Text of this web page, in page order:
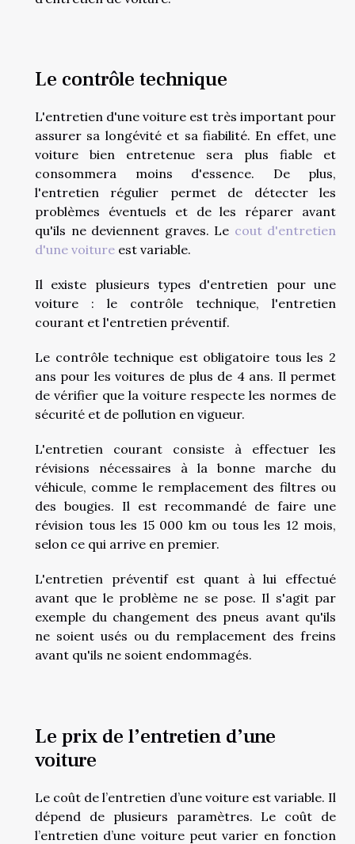
Le contrôle technique
L'entretien d'une voiture est très important pour
assurer sa longévité et sa fiabilité. En effet, une
voiture bien entretenue sera plus fiable et
consommera moins d'essence. De plus,
l'entretien régulier permet de détecter les
problèmes éventuels et de les réparer avant
qu'ils ne deviennent graves. Le cout d'entretien
d'une voiture est variable.
Il existe plusieurs types d'entretien pour une
voiture : le contrôle technique, l'entretien
courant et l'entretien préventif.
Le contrôle technique est obligatoire tous les 2
ans pour les voitures de plus de 4 ans. Il permet
de vérifier que la voiture respecte les normes de
sécurité et de pollution en vigueur.
L'entretien courant consiste à effectuer les
révisions nécessaires à la bonne marche du
véhicule, comme le remplacement des filtres ou
des bougies. Il est recommandé de faire une
révision tous les 15 000 km ou tous les 12 mois,
selon ce qui arrive en premier.
L'entretien préventif est quant à lui effectué
avant que le problème ne se pose. Il s'agit par
exemple du changement des pneus avant qu'ils
ne soient usés ou du remplacement des freins
avant qu'ils ne soient endommagés.
Le prix de l’entretien d’une
voiture
Le coût de l’entretien d’une voiture est variable. Il
dépend de plusieurs paramètres. Le coût de
l’entretien d’une voiture peut varier en fonction